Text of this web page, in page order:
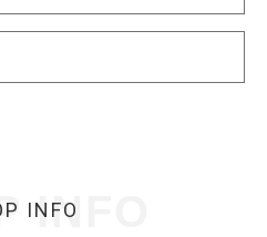
INFO
INFO